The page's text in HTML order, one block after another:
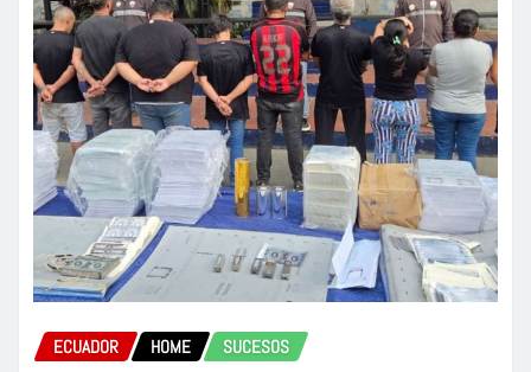
ECUADOR HOME SUCESOS